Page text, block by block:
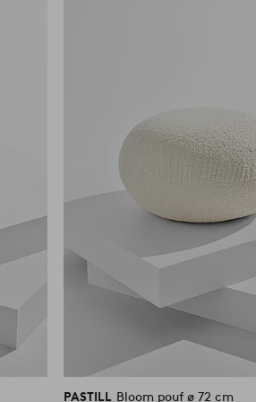
PASTILL Bloom pouf ø 72 cm